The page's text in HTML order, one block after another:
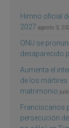
Himno oficial
2027 agosto 3,
ONU se
desaparecido
Aumenta el
de los mártires
matrimonio
Franciscanos
persecución